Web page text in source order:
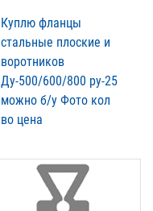
Куплю фланцы
стальные плоские и
воротников
Ду-500/600/800 ру-25
можно б/у Фото кол
во цена